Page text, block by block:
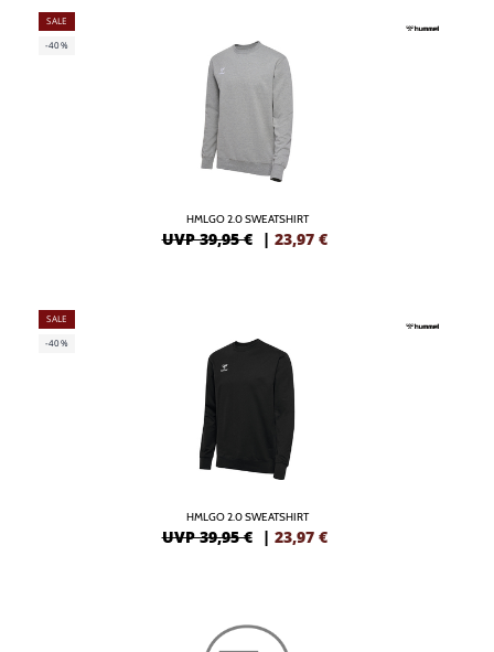
SALE
-40%
HMLGO 2.0 SWEATSHIRT
UVP 39,95 € | 23,97 €
SALE
-40%
HMLGO 2.0 SWEATSHIRT
UVP 39,95 € | 23,97 €